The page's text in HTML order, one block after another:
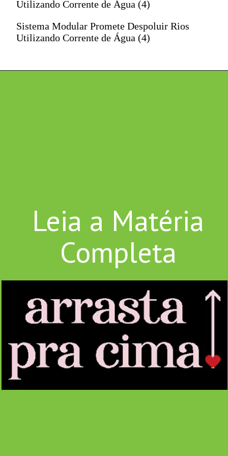
Utilizando Corrente de Água (4)
Sistema Modular Promete Despoluir Rios
Utilizando Corrente de Água (4)
Leia a Matéria
Completa